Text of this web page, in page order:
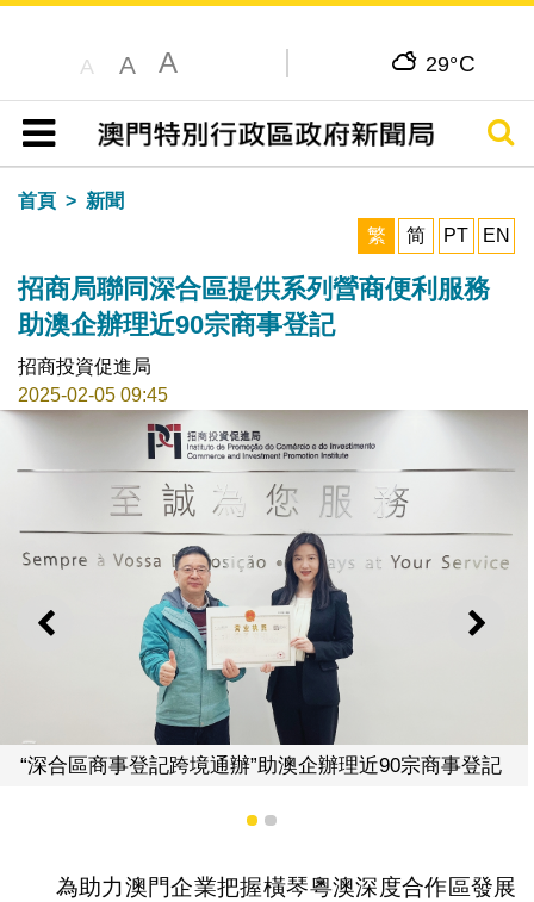
A A A 29°C
目錄
搜尋
首頁
新聞
繁
简 PT EN
招商局聯同深合區提供系列營商便利服務
助澳企辦理近90宗商事登記
招商投資促進局
2025-02-05 09:45
上一則 下一
理近90宗商事登記
1 2
為助力澳門企業把握橫琴粵澳深度合作區發展